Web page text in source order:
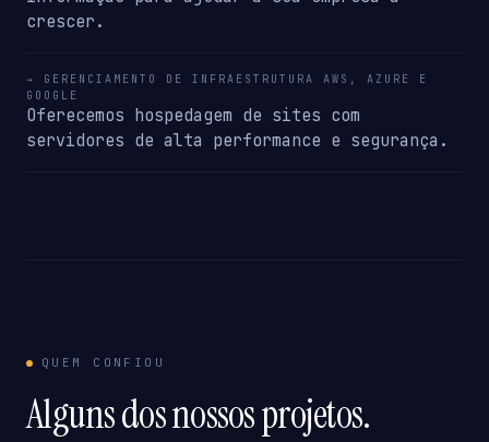
crescer.
→ GERENCIAMENTO DE INFRAESTRUTURA AWS, AZURE E
GOOGLE
Oferecemos hospedagem de sites com
servidores de alta performance e segurança.
QUEM CONFIOU
Alguns dos nossos projetos.